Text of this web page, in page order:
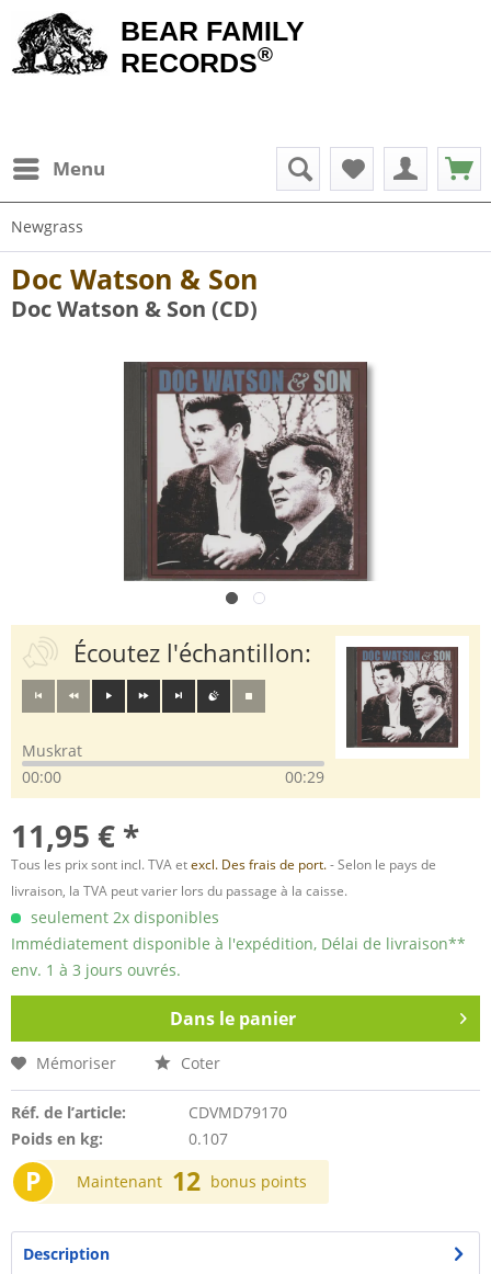
BEAR FAMILY
RECORDS®
Menu
Newgrass
Doc Watson & Son
Doc Watson & Son (CD)
Écoutez l'échantillon:
Muskrat
00:00
00:29
11,95 € *
Tous les prix sont incl. TVA etexcl. Des frais de port.- Selon le pays de
livraison, la TVA peut varier lors du passage à la caisse.
seulement 2x disponibles
Immédiatement disponible à l'expédition, Délai de livraison**
env. 1 à 3 jours ouvrés.
Dans le panier
Mémoriser Coter
Réf. de l’article:
CDVMD79170
Poids en kg:
0.107
P Maintenant 12 bonus points
Description